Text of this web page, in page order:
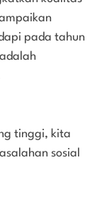
pada tahun
tinggi, kita
sosial